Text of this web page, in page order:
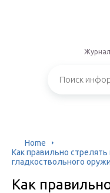
Home
Как правильно
гладкоствольного
Как